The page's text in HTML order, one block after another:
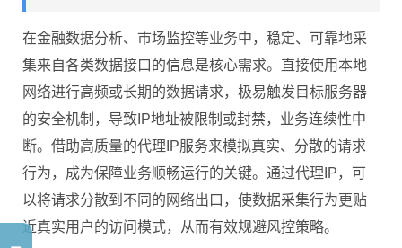
在金融数据分析、市场监控等业务中，稳定、可靠地采
集来自各类数据接口的信息是核心需求。直接使用本地
网络进行高频或长期的数据请求，极易触发目标服务器
的安全机制，导致IP地址被限制或封禁，业务连续性中
断。借助高质量的代理IP服务来模拟真实、分散的请求
行为，成为保障业务顺畅运行的关键。通过代理IP，可
以将请求分散到不同的网络出口，使数据采集行为更贴
近真实用户的访问模式，从而有效规避风控策略。